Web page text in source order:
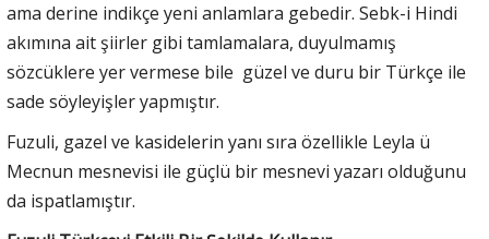
ama derine indikçe yeni anlamlara gebedir. Sebk-i Hindi
akımına ait şiirler gibi tamlamalara, duyulmamış
sözcüklere yer vermese bile güzel ve duru bir Türkçe ile
sade söyleyişler yapmıştır.
Fuzuli, gazel ve kasidelerin yanı sıra özellikle Leyla ü
Mecnun mesnevisi ile güçlü bir mesnevi yazarı olduğunu
da ispatlamıştır.